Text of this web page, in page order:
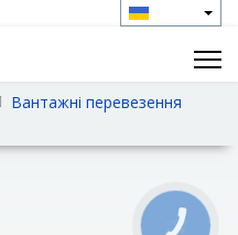
Вантажні перевезення
КНОПКА
ЗВ'ЯЗКУ